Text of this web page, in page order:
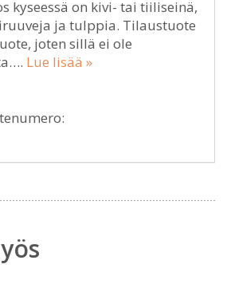
kyseessä on kivi- tai tiiliseinä,
ja tulppia. Tilaustuote
joten sillä ei ole
Lue lisää »